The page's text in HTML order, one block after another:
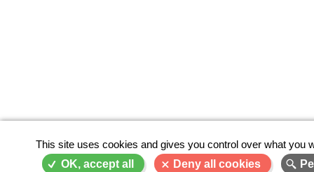
This site uses cookies and gives you control over what you
OK, accept all
Deny all cookies